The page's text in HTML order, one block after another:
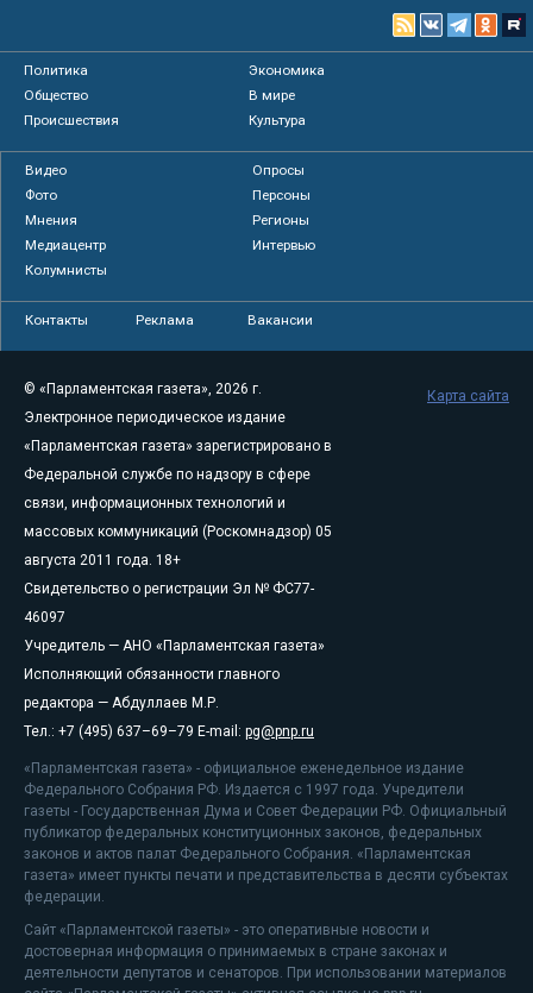
Политика
Экономика
Общество
В мире
Происшествия
Культура
Видео
Опросы
Фото
Персоны
Мнения
Регионы
Медиацентр
Интервью
Колумнисты
Контакты Реклама Вакансии
© «Парламентская газета», 2026 г.
Электронное периодическое издание
«Парламентская газета» зарегистрировано в
Федеральной службе по надзору в сфере
связи, информационных технологий и
массовых коммуникаций (Роскомнадзор) 05
августа 2011 года. 18+
Свидетельство о регистрации Эл № ФС77-
46097
Учредитель — АНО «Парламентская газета»
Исполняющий обязанности главного
редактора — Абдуллаев М.Р.
Тел.: +7 (495) 637–69–79 E-mail: pg@pnp.ru
«Парламентская газета» - официальное еженедельное издание
Федерального Собрания РФ. Издается с 1997 года. Учредители
газеты - Государственная Дума и Совет Федерации РФ. Официальный
публикатор федеральных конституционных законов, федеральных
законов и актов палат Федерального Собрания. «Парламентская
газета» имеет пункты печати и представительства в десяти субъектах
федерации.
Сайт «Парламентской газеты» - это оперативные новости и
достоверная информация о принимаемых в стране законах и
деятельности депутатов и сенаторов. При использовании материалов
Карта сайта